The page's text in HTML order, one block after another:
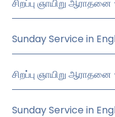
சிறப்பு ஞாயிறு
Sunday Service in
சிறப்பு ஞாயிறு
Sunday Service in